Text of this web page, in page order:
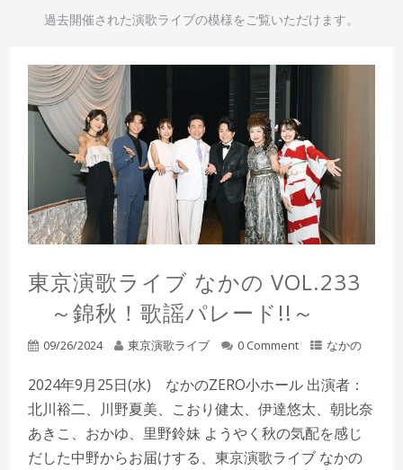
過去開催された演歌ライブの模様をご覧いただけます。
東京演歌ライブ なかの VOL.233
～錦秋！歌謡パレード!!～
09/26/2024 東京演歌ライブ 0 Comment なかの
2024年9月25日(水) なかのZERO小ホール 出演者：
北川裕二、川野夏美、こおり健太、伊達悠太、朝比奈
あきこ、おかゆ、里野鈴妹 ようやく秋の気配を感じ
だした中野からお届けする、東京演歌ライブ なかの